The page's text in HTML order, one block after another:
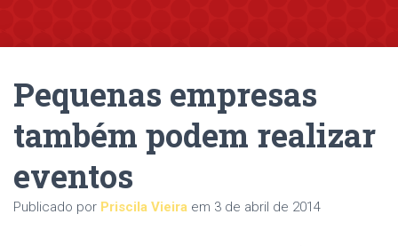
Pequenas empresas
também podem realizar
eventos
Publicado por Priscila Vieira em 3 de abril de 2014